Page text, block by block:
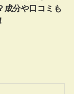
成分や口コミも